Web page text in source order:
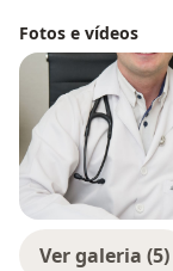
Fotos e vídeos
Ver galeria (5)